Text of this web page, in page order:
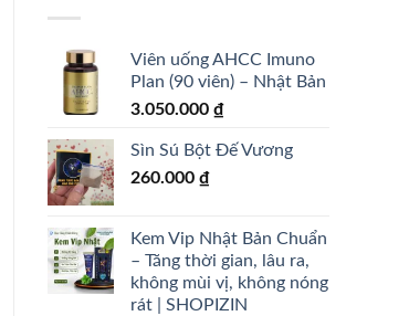
Viên uống AHCC Imuno
Plan (90 viên) – Nhật Bản
3.050.000 ₫
Sìn Sú Bột Đế Vương
260.000 ₫
Kem Vip Nhật Bản Chuẩn
– Tăng thời gian, lâu ra,
không mùi vị, không nóng
rát | SHOPIZIN